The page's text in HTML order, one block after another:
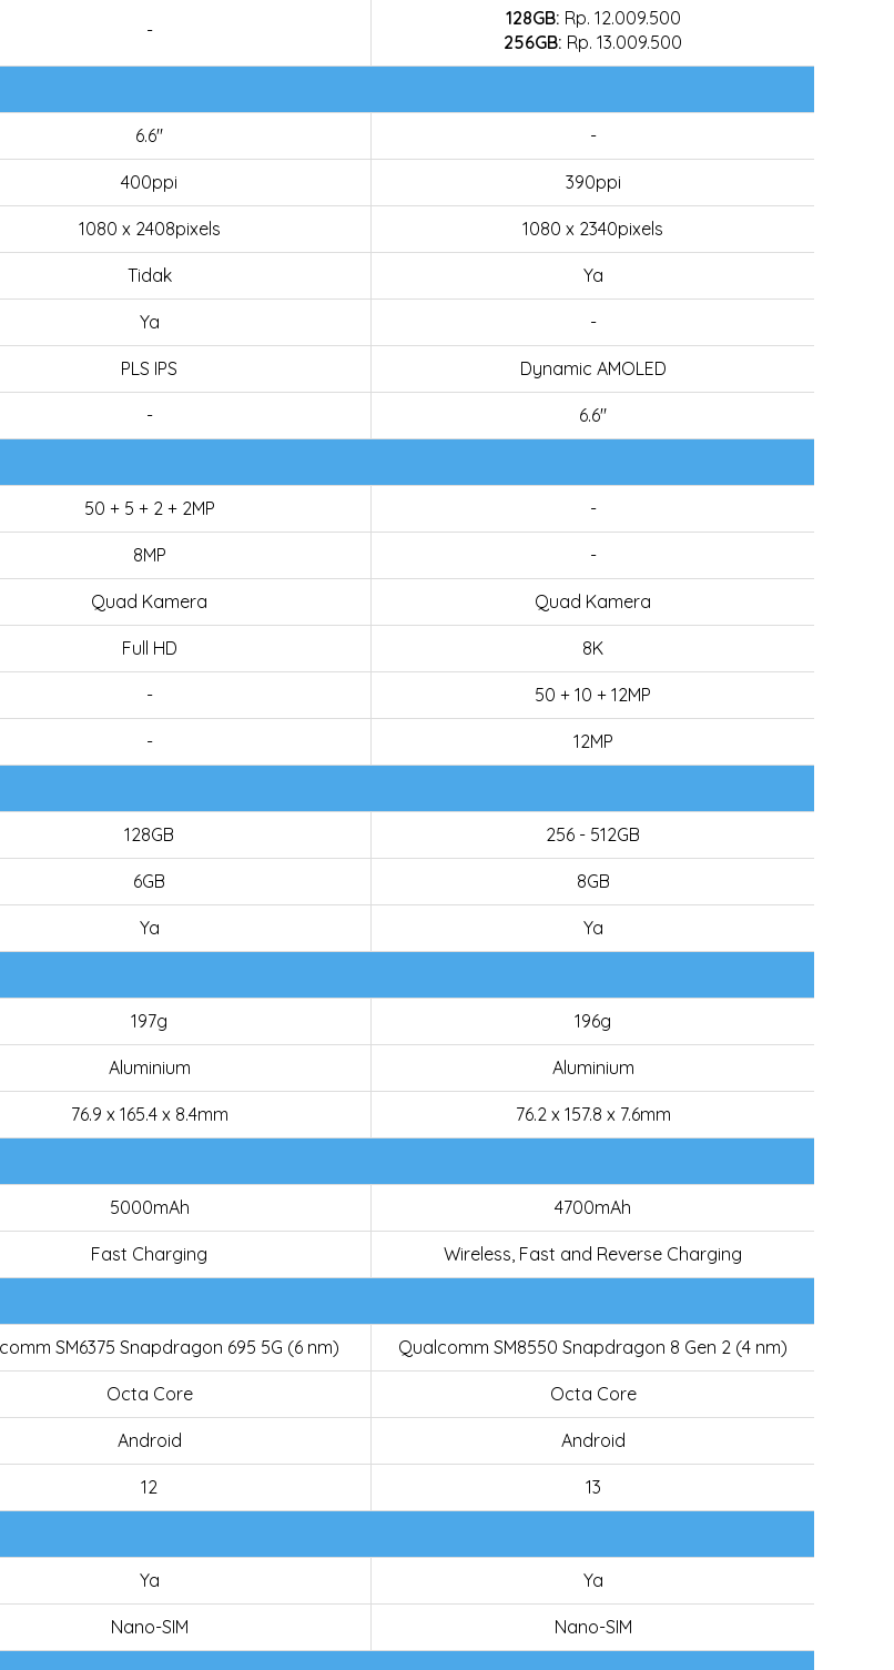
-
128GB: Rp. 12.009.500
256GB: Rp. 13.009.500
6.6" -
400ppi 390ppi
1080 x 2408pixels 1080 x 2340pixels
Tidak Ya
Ya -
PLS IPS Dynamic AMOLED
- 6.6"
50 + 5 + 2 + 2MP -
8MP -
Quad Kamera Quad Kamera
Full HD 8K
- 50 + 10 + 12MP
- 12MP
128GB 256 - 512GB
6GB 8GB
Ya Ya
197g 196g
Aluminium Aluminium
76.9 x 165.4 x 8.4mm 76.2 x 157.8 x 7.6mm
5000mAh 4700mAh
Fast Charging Wireless, Fast and Reverse Charging
SM6375 Snapdragon 695 5G (6 nm) Qualcomm SM8550 Snapdragon 8 Gen 2 (4 nm)
Octa Core Octa Core
Android Android
12 13
Ya Ya
Nano-SIM Nano-SIM